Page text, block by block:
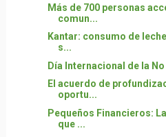
Más de 700 personas
comun...
Kantar: consumo de
s...
Día Internacional de la
El acuerdo de
oportu...
Pequeños Financieros:
que ...